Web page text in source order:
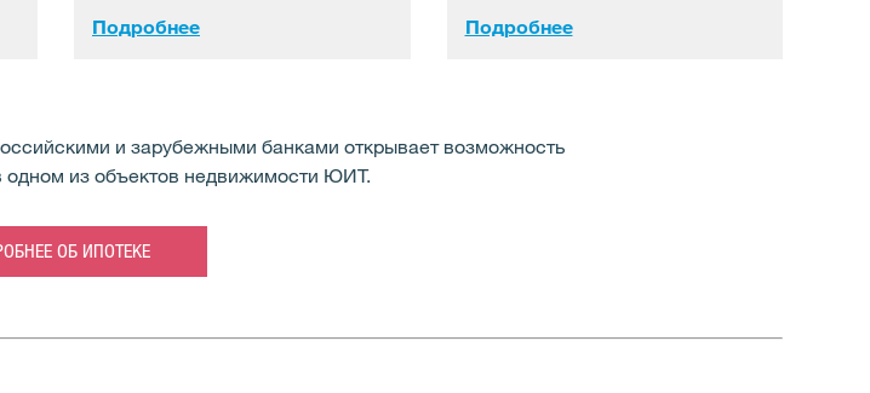
Подробнее
Подробнее
и зарубежными банками открывает возможность
одном из объектов недвижимости ЮИТ.
ОБ ИПОТЕКЕ